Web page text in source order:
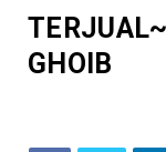
GHOIB